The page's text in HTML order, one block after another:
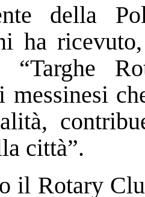
della
ha
messinesi
città”.
il Rotary